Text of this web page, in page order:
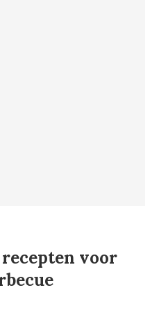
voor